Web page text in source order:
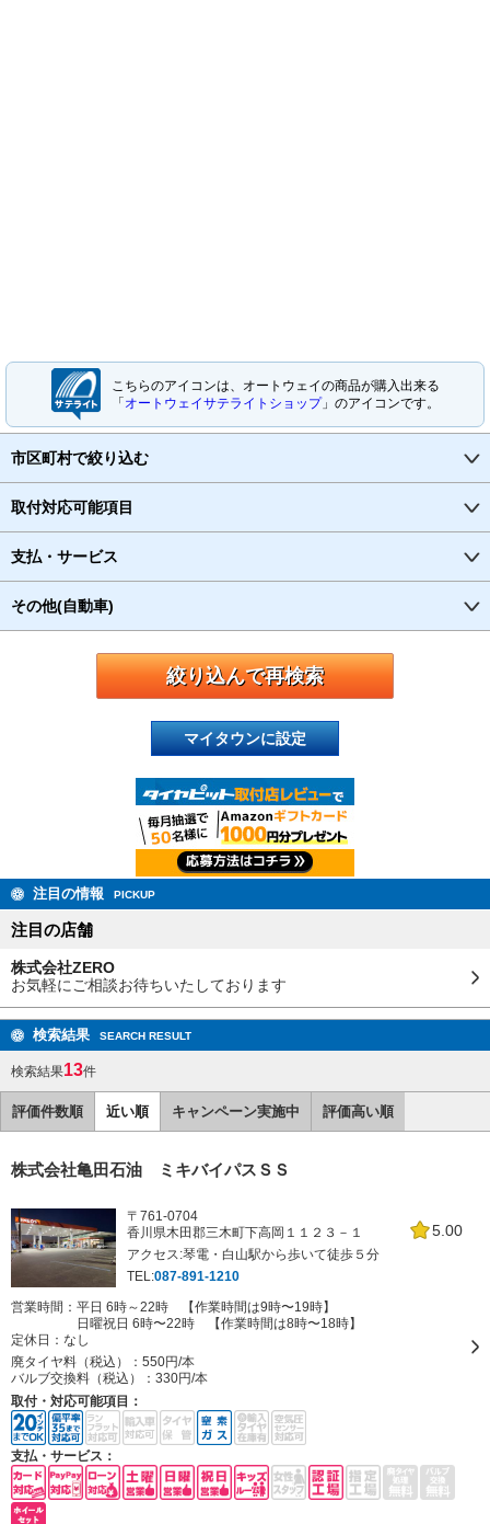
こちらのアイコンは、オートウェイの商品が購入出来る
「 オートウェイサテライトショップ」のアイコンです。
市区町村で絞り込む
取付対応可能項目
支払・サービス
その他(自動車)
マイタウンに設定
注目の情報 PICKUP
注目の店舗
株式会社ZERO
お気軽にご相談お待ちいたしております
検索結果 SEARCH RESULT
検索結果13件
評価件数順 近い順 キャンペーン実施中 評価高い順
株式会社亀田石油 ミキバイパスＳＳ
5.00
〒761-0704
香川県木田郡三木町下高岡１１２３－１
アクセス:琴電・白山駅から歩いて徒歩５分
TEL:087-891-1210
営業時間：平日 6時～22時 【作業時間は9時〜19時】
日曜祝日 6時〜22時 【作業時間は8時〜18時】
定休日： なし
廃タイヤ料（税込）： 550円/本
バルブ交換料（税込）： 330円/本
取付・対応可能項目：
支払・サービス：